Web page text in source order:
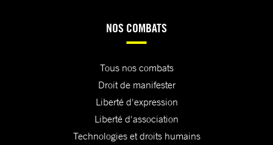
NOS COMBATS
Tous nos combats
Droit de manifester
Liberté d'expression
Liberté d'association
Technologies et droits humains